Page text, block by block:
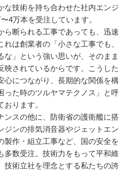
な技術を持ち合わせた社内エンジ
4万本を受注しています。
ら断られる工事であっても、迅速
は創業者の「小さな工事でも、
な」という強い思いが、そのまま
映されているからです。こうした
心につながり、長期的な関係を構
った時のツルヤマテクノス」と呼
ります。
ンスの他に、防衛省の護衛艦に搭
ジンの排気消音器やジェットエン
製作・組立工事など、国の安全を
多数受注。技術力をもって平和維
技術立社を理念とする私たちの誇